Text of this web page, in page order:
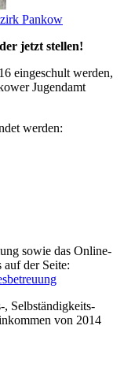
Pankow
jetzt stellen!
eingeschult werden,
Jugendamt
werden:
sowie das Online-
auf der Seite:
Selbständigkeits-
von 2014